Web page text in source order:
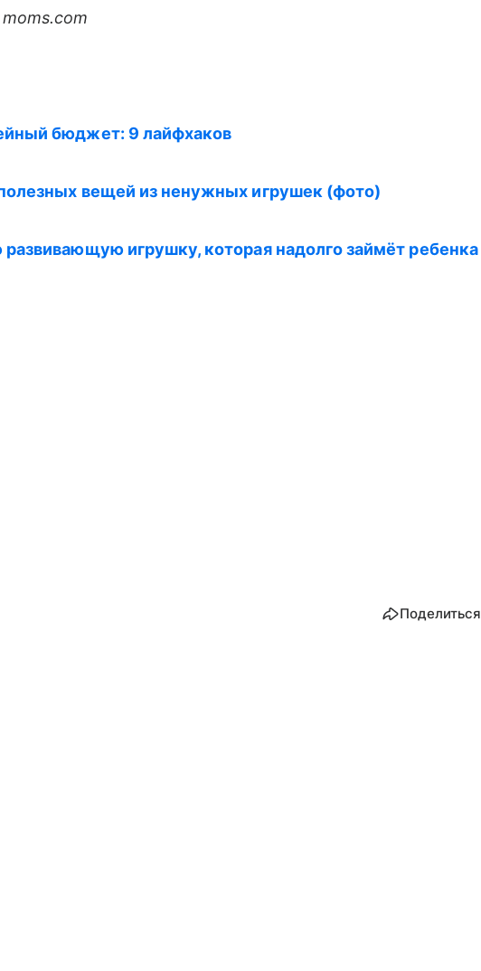
бюджет: 9 лайфхаков
вещей из ненужных игрушек (фото)
игрушку, которая надолго займёт ребенка
Поделиться